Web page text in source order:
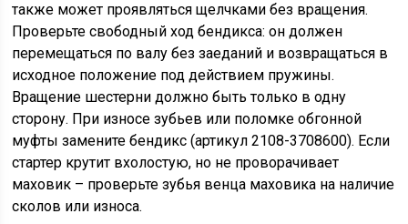
также может проявляться щелчками без вращения.
Проверьте свободный ход бендикса: он должен
перемещаться по валу без заеданий и возвращаться в
исходное положение под действием пружины.
Вращение шестерни должно быть только в одну
сторону. При износе зубьев или поломке обгонной
муфты замените бендикс (артикул 2108-3708600). Если
стартер крутит вхолостую, но не проворачивает
маховик – проверьте зубья венца маховика на наличие
сколов или износа.